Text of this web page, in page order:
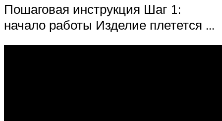
Пошаговая инструкция Шаг 1:
начало работы Изделие плетется …